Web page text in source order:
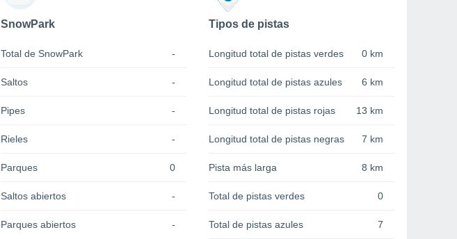
SnowPark
Total de SnowPark -
Saltos -
Pipes -
Rieles -
Parques 0
Saltos abiertos -
Parques abiertos -
Tipos de pistas
Longitud total de pistas verdes 0 km
Longitud total de pistas azules 6 km
Longitud total de pistas rojas 13 km
Longitud total de pistas negras 7 km
Pista más larga 8 km
Total de pistas verdes 0
Total de pistas azules 7